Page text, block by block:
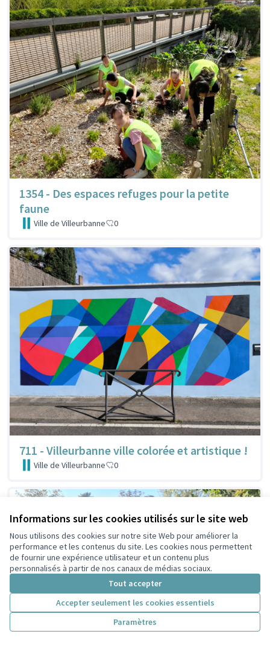
Informations sur les cookies utilisés sur le site web
Nous utilisons des cookies sur notre site Web pour améliorer la
performance et les contenus du site. Les cookies nous permettent
de fournir une expérience utilisateur et un contenu plus
personnalisés à partir de nos canaux de médias sociaux.
Tout accepter
Accepter seulement les cookies essentiels
Paramètres
1354 - Des espaces refuges pour la petite
faune
Ville de Villeurbanne 0
711 - Villeurbanne ville colorée et artistique !
Ville de Villeurbanne 0